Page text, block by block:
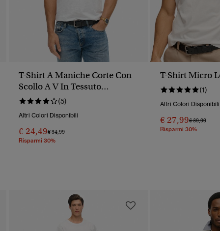
T-Shirt A Maniche Corte Con
Scollo A V In Tessuto
Fiammato(5)
Altri Colori Disponibili
€ 24,49Prezzo Ridotto Da
€ 34,99A
Risparmi 30%
T-Shirt Micro
(1)
Altri Colori Disponibili
€ 27,99Prezzo
€ 39,99A
Risparmi 30%